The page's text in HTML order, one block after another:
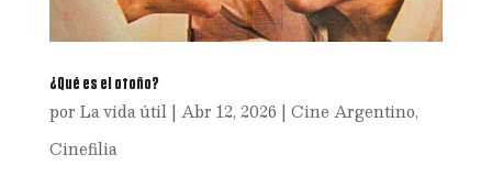
¿Qué es el otoño?
por La vida útil| Abr 12, 2026 | Cine Argentino,
Cinefilia